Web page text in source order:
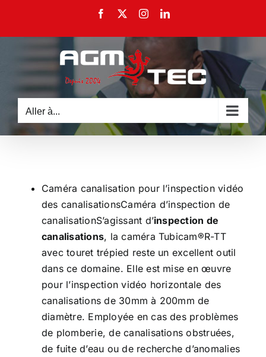
contenu
Facebook InstagramLinkedIn
Aller à...
Caméra canalisation pour l’inspection vidéo
des canalisationsCaméra d’inspection de
canalisationS’agissant d’inspection de
canalisations, la caméra Tubicam®R-TT
avec touret trépied reste un excellent outil
dans ce domaine. Elle est mise en œuvre
pour l’inspection vidéo horizontale des
canalisations de 30mm à 200mm de
diamètre. Employée en cas des problèmes
de plomberie, de canalisations obstruées,
de fuite d’eau ou de recherche d’anomalies